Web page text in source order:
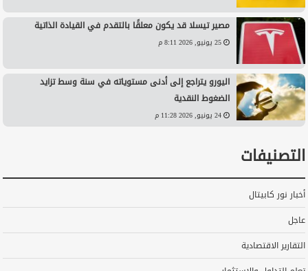
مصير تيسلا قد يكون معلقًا بالتقدم في القيادة الذاتية
25 يونيو, 2026 8:11 م
اليورو يتراجع إلى أدنى مستوياته في سنة وسط تزايد
الضغوط النقدية
24 يونيو, 2026 11:28 م
التصنيفات
أخبار نور كابيتال
عاجل
التقارير الاقتصادية